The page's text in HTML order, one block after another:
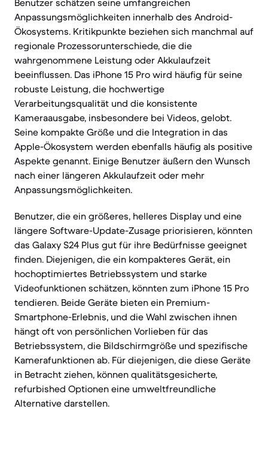
Benutzer schätzen seine umfangreichen
Anpassungsmöglichkeiten innerhalb des Android-
Ökosystems. Kritikpunkte beziehen sich manchmal auf
regionale Prozessorunterschiede, die die
wahrgenommene Leistung oder Akkulaufzeit
beeinflussen. Das iPhone 15 Pro wird häufig für seine
robuste Leistung, die hochwertige
Verarbeitungsqualität und die konsistente
Kameraausgabe, insbesondere bei Videos, gelobt.
Seine kompakte Größe und die Integration in das
Apple-Ökosystem werden ebenfalls häufig als positive
Aspekte genannt. Einige Benutzer äußern den Wunsch
nach einer längeren Akkulaufzeit oder mehr
Anpassungsmöglichkeiten.
Benutzer, die ein größeres, helleres Display und eine
längere Software-Update-Zusage priorisieren, könnten
das Galaxy S24 Plus gut für ihre Bedürfnisse geeignet
finden. Diejenigen, die ein kompakteres Gerät, ein
hochoptimiertes Betriebssystem und starke
Videofunktionen schätzen, könnten zum iPhone 15 Pro
tendieren. Beide Geräte bieten ein Premium-
Smartphone-Erlebnis, und die Wahl zwischen ihnen
hängt oft von persönlichen Vorlieben für das
Betriebssystem, die Bildschirmgröße und spezifische
Kamerafunktionen ab. Für diejenigen, die diese Geräte
in Betracht ziehen, können qualitätsgesicherte,
refurbished Optionen eine umweltfreundliche
Alternative darstellen.